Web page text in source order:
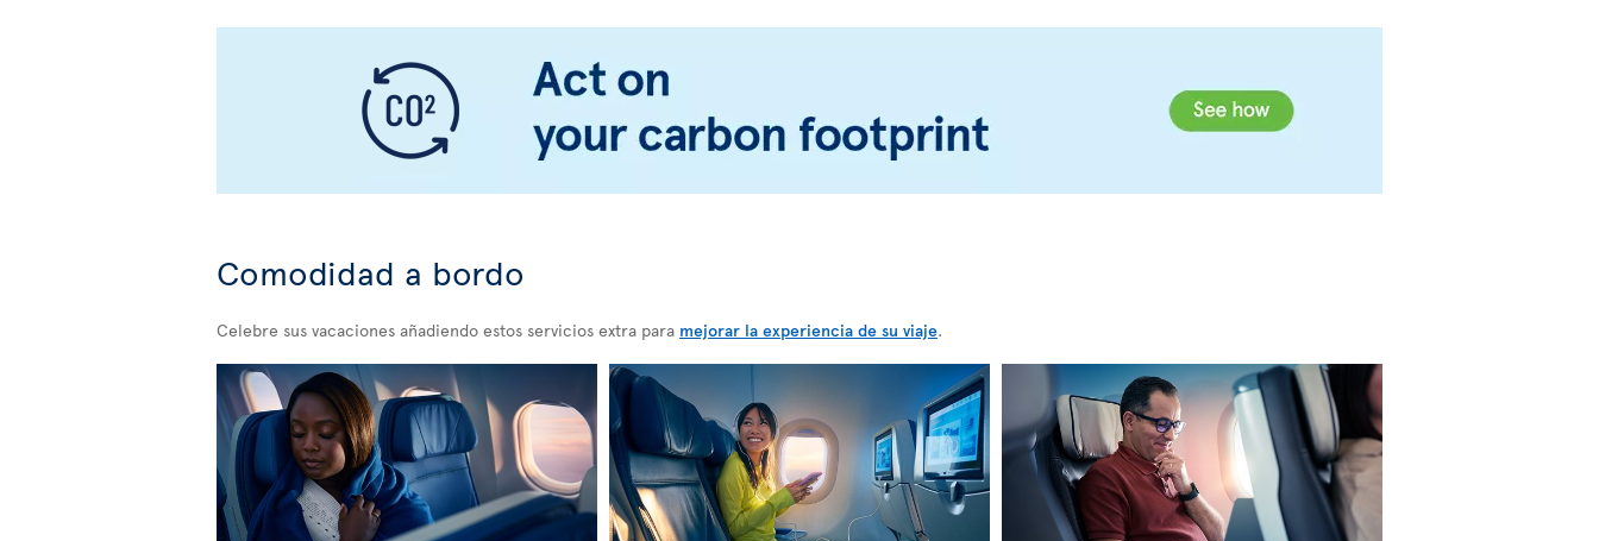
Comodidad a bordo
Celebre sus vacaciones añadiendo estos servicios extra para mejorar la experiencia de su viaje.